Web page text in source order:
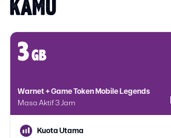
KAMU
3gb
Warnet + Game Token Mobile Legends
Masa Aktif 3 Jam
Kuota Utama